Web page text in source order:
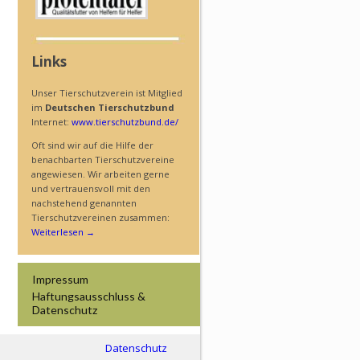
Links
Unser Tierschutzverein ist Mitglied
im Deutschen Tierschutzbund
Internet: www.tierschutzbund.de/
Oft sind wir auf die Hilfe der
benachbarten Tierschutzvereine
angewiesen. Wir arbeiten gerne
und vertrauensvoll mit den
nachstehend genannten
Tierschutzvereinen zusammen:
Weiterlesen →
Impressum
Haftungs­ausschluss &
Datenschutz
Datenschutz